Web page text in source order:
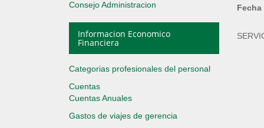
Consejo Administracion
Informacion Economico
Financiera
Categorias profesionales del personal
Cuentas
Cuentas Anuales
Gastos de viajes de gerencia